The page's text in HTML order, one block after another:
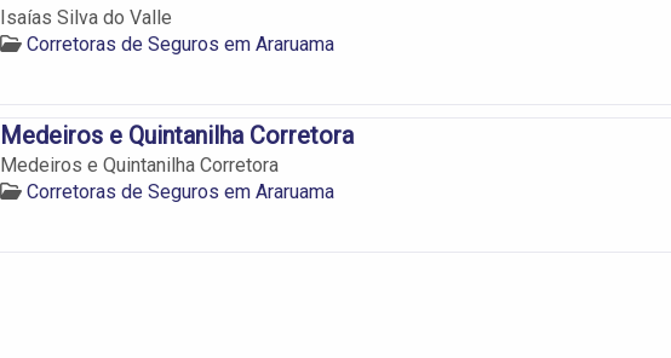
Isaías Silva do Valle
Corretoras de Seguros em Araruama
Medeiros e Quintanilha Corretora
Medeiros e Quintanilha Corretora
Corretoras de Seguros em Araruama